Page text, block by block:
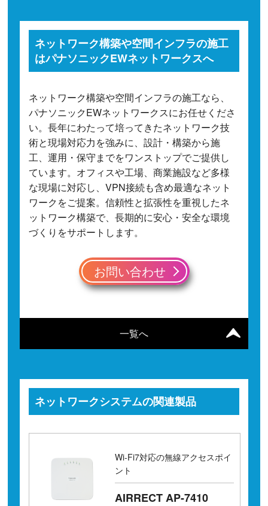
一覧へ
ネットワーク構築や空間インフラの施工
はパナソニックEWネットワークスへ
ネットワーク構築や空間インフラの施工なら、
パナソニックEWネットワークスにお任せくださ
い。長年にわたって培ってきたネットワーク技
術と現場対応力を強みに、設計・構築から施
工、運用・保守までをワンストップでご提供し
ています。オフィスや工場、商業施設など多様
な現場に対応し、VPN接続も含め最適なネット
ワークをご提案。信頼性と拡張性を重視したネ
ットワーク構築で、長期的に安心・安全な環境
づくりをサポートします。
お問い合わせ
ネットワークシステムの関連製品
Wi-Fi7対応の無線アクセスポイ
ント
AIRRECT AP-7410